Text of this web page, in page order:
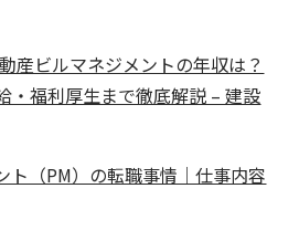
産ビルマネジメントの年収は？
・福利厚生まで徹底解説 – 建設
ト（PM）の転職事情｜仕事内容